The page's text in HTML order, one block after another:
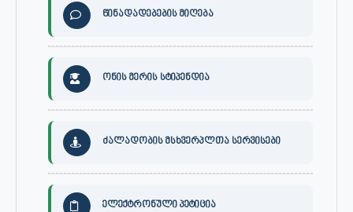
წინადადებების მიღება
ონის მერის სტიპენდია
ძალადობის მსხვერპლთა სერვისები
ელექტრონული პეტიცია